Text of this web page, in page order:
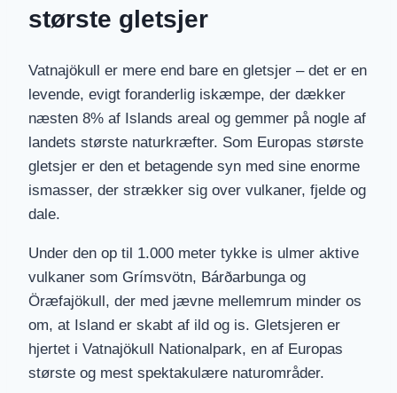
største gletsjer
Vatnajökull er mere end bare en gletsjer – det er en
levende, evigt foranderlig iskæmpe, der dækker
næsten 8% af Islands areal og gemmer på nogle af
landets største naturkræfter. Som Europas største
gletsjer er den et betagende syn med sine enorme
ismasser, der strækker sig over vulkaner, fjelde og
dale.
Under den op til 1.000 meter tykke is ulmer aktive
vulkaner som Grímsvötn, Bárðarbunga og
Öræfajökull, der med jævne mellemrum minder os
om, at Island er skabt af ild og is. Gletsjeren er
hjertet i Vatnajökull Nationalpark, en af Europas
største og mest spektakulære naturområder.